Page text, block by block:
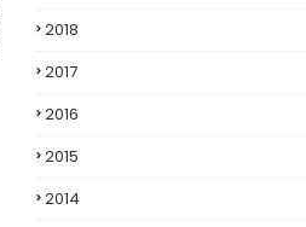
2018
2017
2016
2015
2014